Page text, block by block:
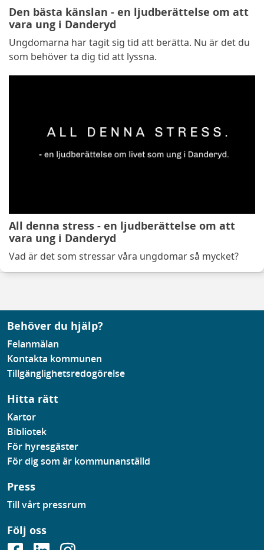
Den bästa känslan - en ljudberättelse om att
vara ung i Danderyd
Ungdomarna har tagit sig tid att berätta. Nu är det du
som behöver ta dig tid att lyssna.
All denna stress - en ljudberättelse om att
vara ung i Danderyd
Vad är det som stressar våra ungdomar så mycket?
Behöver du hjälp?
Felanmälan
Kontakta kommunen
Tillgänglighetsredogörelse
Hitta rätt
Kartor
Bibliotek
För hyresgäster
För dig som är kommunanställd
Press
Till vårt pressrum
Följ oss